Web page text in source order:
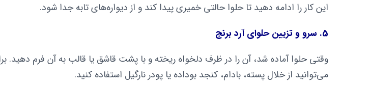
این کار را ادامه دهید تا حلوا حالتی خمیری پیدا کند و از دیواره‌های تابه جدا شود.
5. سرو و تزیین حلوای آرد برنج
وقتی حلوا آماده شد، آن را در ظرف دلخواه ریخته و با پشت قاشق یا قالب به آن فرم دهید.
می‌توانید از خلال پسته، بادام، کنجد بوداده یا پودر نارگیل استفاده کنید.